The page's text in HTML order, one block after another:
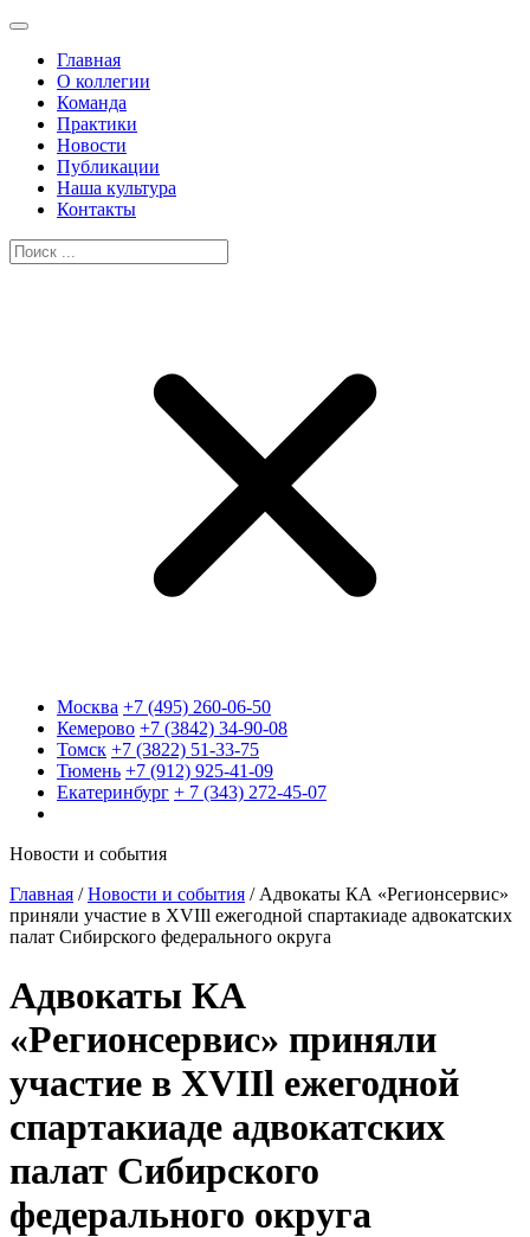
Главная
О коллегии
Команда
Практики
Новости
Публикации
Наша культура
Контакты
Москва +7 (495) 260-06-50
Кемерово +7 (3842) 34-90-08
Томск +7 (3822) 51-33-75
Тюмень +7 (912) 925-41-09
Екатеринбург + 7 (343) 272-45-07
Новости и события
Главная /Новости и события / Адвокаты КА «Регионсервис»
приняли участие в XVIIl ежегодной спартакиаде адвокатских
палат Сибирского федерального округа
Адвокаты КА
«Регионсервис» приняли
участие в XVIIl ежегодной
спартакиаде адвокатских
палат Сибирского
федерального округа